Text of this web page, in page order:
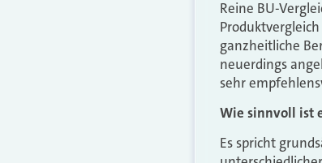
Reine BU-
ganzheitliche
neuerdings
sehr
Wie sinnvoll ist
Es spricht